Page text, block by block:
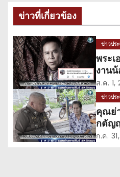
ะ
แ
น
ว
เ
รื่
อ
ข่าวที่เกี่ยวข้อง
ข่าวปร
พระ
งาน
ส.ค. 1,
ข่าวปร
คุณย่
กตัญ
ก.ค.